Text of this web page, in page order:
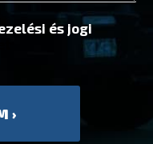
és jogi